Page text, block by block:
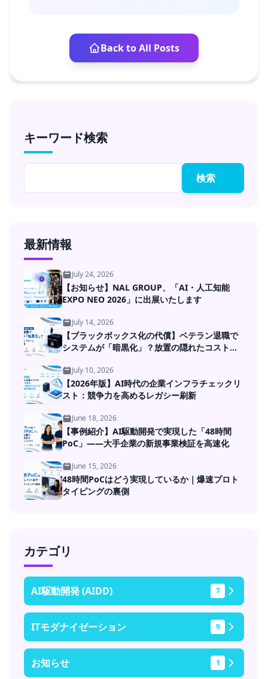
Back to All Posts
キーワード検索
最新情報
July 24, 2026
【お知らせ】NAL GROUP、「AI・人工知能
EXPO NEO 2026」に出展いたします
July 14, 2026
【ブラックボックス化の代償】ベテラン退職で
システムが「暗黒化」？放置の隠れたコストと
July 10, 2026
【2026年版】AI時代の企業インフラチェックリ
スト：競争力を高めるレガシー刷新
June 18, 2026
【事例紹介】AI駆動開発で実現した「48時間
PoC」――大手企業の新規事業検証を高速化
June 15, 2026
48時間PoCはどう実現しているか｜爆速プロト
タイピングの裏側
カテゴリ
AI駆動開発 (AIDD) 7
ITモダナイゼーション 9
お知らせ 1